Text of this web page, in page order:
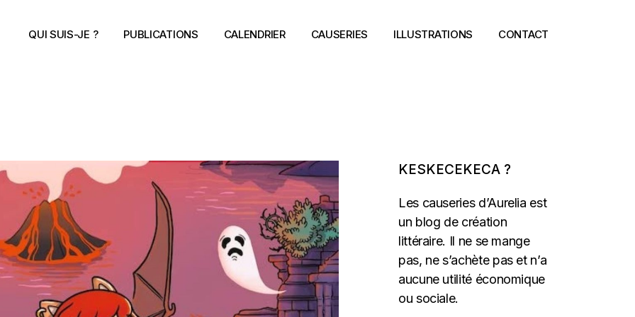
QUI SUIS-JE ? PUBLICATIONS CALENDRIER CAUSERIES ILLUSTRATIONS CONTACT
KESKECEKECA ?
Les causeries d’Aurelia est
un blog de création
littéraire. Il ne se mange
pas, ne s’achète pas et n’a
aucune utilité économique
ou sociale.